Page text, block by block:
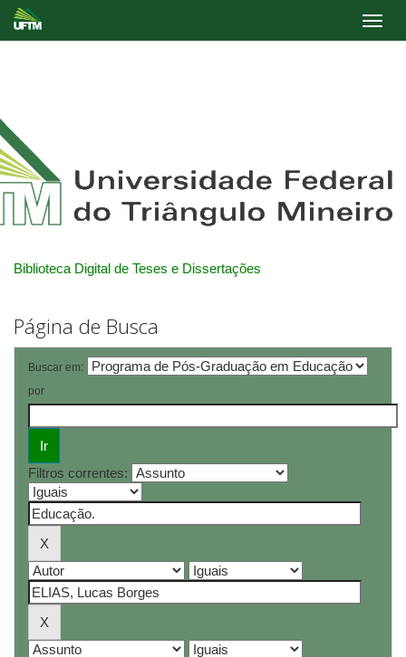
Biblioteca Digital de Teses e Dissertações
Página de Busca
Buscar em:
por
Filtros correntes: